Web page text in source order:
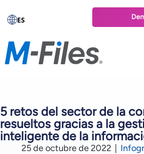
ES
5 retos del sector de la
resueltos gracias a la
inteligente de la
25 de octubre de 2022